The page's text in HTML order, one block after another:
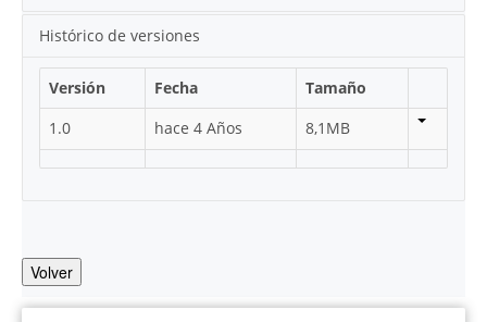
Histórico de versiones
Versión Fecha
Tamaño
1.0
hace 4 Años 8,1MB
Volver